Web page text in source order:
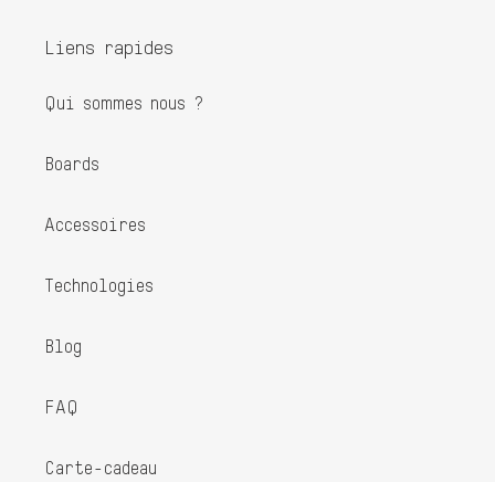
Liens rapides
Qui sommes nous ?
Boards
Accessoires
Technologies
Blog
FAQ
Carte-cadeau